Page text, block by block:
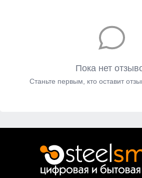
Пока нет
Станьте первым, кто оставит